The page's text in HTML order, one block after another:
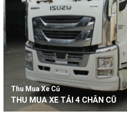
Thu Mua Xe Cũ
THU MUA XE TẢI 4 CHÂN CŨ